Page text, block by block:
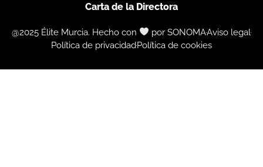
Carta de la Directora
@2025 Élite Murcia. Hecho con por SONOMAAviso legal
Política de privacidadPolítica de cookies